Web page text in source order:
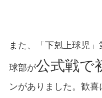
また、「下剋上球児
球部が公式戦で
ンがありました。歓喜